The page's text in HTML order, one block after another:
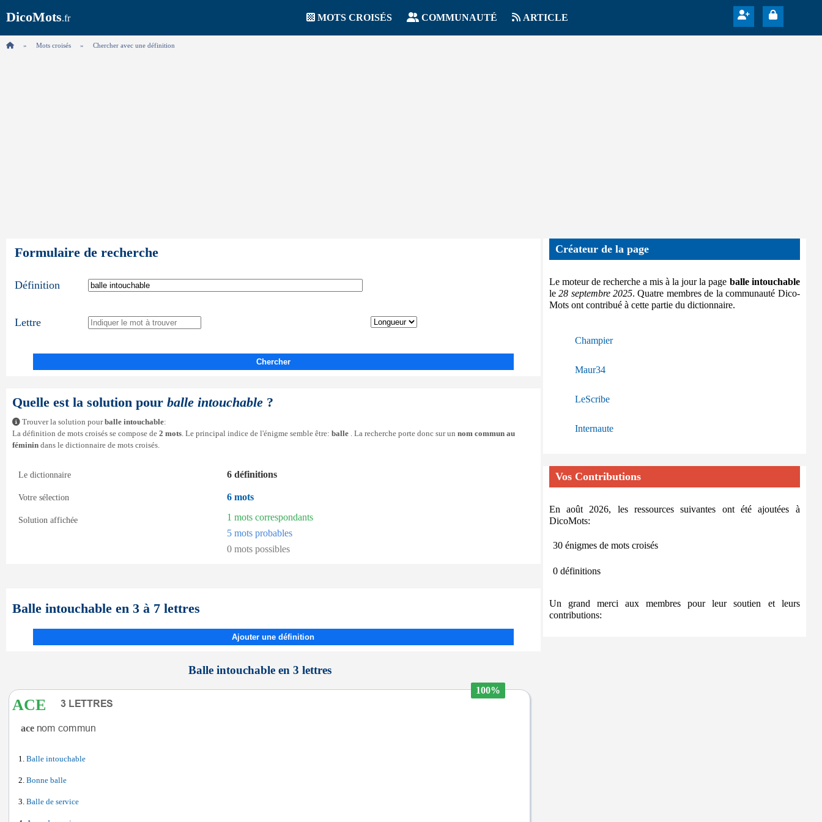
DicoMots.fr MOTS CROISÉS COMMUNAUTÉ ARTICLE
Mots croisés Chercher avec une définition
Formulaire de recherche
Définition
Lettre
Chercher
Quelle est la solution pour balle intouchable ?
Trouver la solution pourballe intouchable:
La définition de mots croisés se compose de 2 mots. Le principal indice de l'énigme semble être: balle . La recherche porte donc sur un nom commun au
féminin dans le dictionnaire de mots croisés.
Le dictionnaire 6 définitions
Votre sélection 6 mots
Solution affichée
1 mots correspondants
5 mots probables
0 mots possibles
Balle intouchable en 3 à 7 lettres
Ajouter une définition
Balle intouchable en 3 lettres
100%
ACE
ace
Balle intouchable
Bonne balle
Balle de service
Créateur de la page
Le moteur de recherche a mis à la jour la page balle intouchable
le28 septembre 2025. Quatre membres de la communauté Dico-
Mots ont contribué à cette partie du dictionnaire.
Champier
Maur34
LeScribe
Internaute
Vos Contributions
En août 2026, les ressources suivantes ont été ajoutées à
DicoMots:
30 énigmes de mots croisés
0 définitions
Un grand merci aux membres pour leur soutien et leurs
contributions: